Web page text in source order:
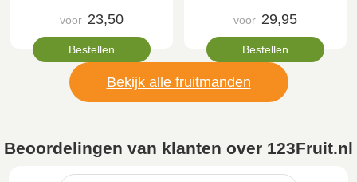
voor 23,50
Bestellen
voor 29,95
Bestellen
Bekijk alle fruitmanden
Beoordelingen van klanten over 123Fruit.nl